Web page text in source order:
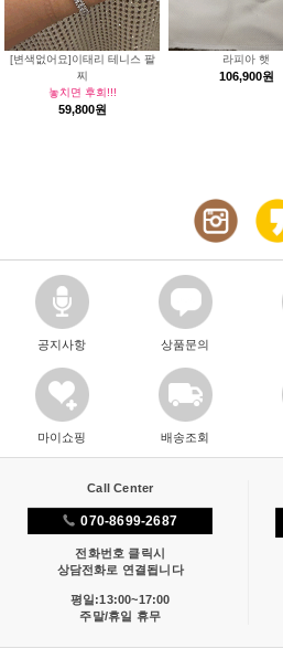
[변색없어요]이태리 테니스 팔
찌
놓치면 후회!!!
59,800원
라피아 햇
106,900원
공지사항 상품문의
마이쇼핑 배송조회
Call Center
070-8699-2687
전화번호 클릭시
상담전화로 연결됩니다
평일:13:00~17:00
주말/휴일 휴무